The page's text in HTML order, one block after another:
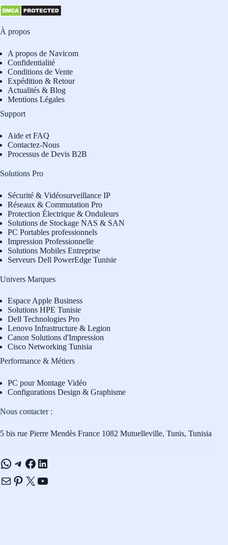
À propos
A propos de Navicom
Confidentialité
Conditions de Vente
Expédition & Retour
Actualités & Blog
Mentions Légales
Support
Aide et FAQ
Contactez-Nous
Processus de Devis B2B
Solutions Pro
Sécurité & Vidéosurveillance IP
Réseaux & Commutation Pro
Protection Électrique & Onduleurs
Solutions de Stockage NAS & SAN
PC Portables professionnels
Impression Professionnelle
Solutions Mobiles Entreprise
Serveurs Dell PowerEdge Tunisie
Univers Marques
Espace Apple Business
Solutions HPE Tunisie
Dell Technologies Pro
Lenovo Infrastructure & Legion
Canon Solutions d'Impression
Cisco Networking Tunisia
Performance & Métiers
PC pour Montage Vidéo
Configurations Design & Graphisme
Nous contacter :
5 bis rue Pierre Mendès France 1082 Mutuelleville, Tunis, Tunisia
WhatsApp
Telegram
Facebook
LinkedIn
E-mailPinterest
X YouTube